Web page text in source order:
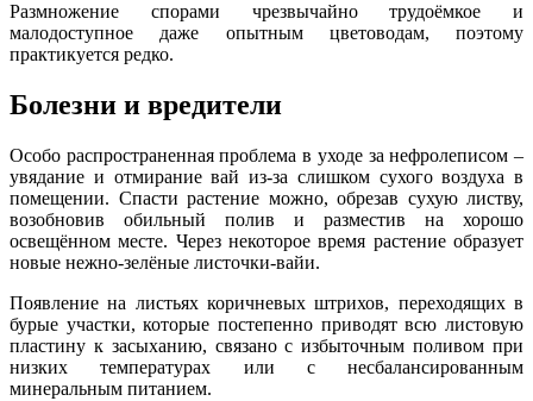
Размножение спорами чрезвычайно трудоёмкое и
малодоступное даже опытным цветоводам, поэтому
практикуется редко.
Болезни и вредители
Особо распространенная проблема в уходе за нефролеписом –
увядание и отмирание вай из-за слишком сухого воздуха в
помещении. Спасти растение можно, обрезав сухую листву,
возобновив обильный полив и разместив на хорошо
освещённом месте. Через некоторое время растение образует
новые нежно-зелёные листочки-вайи.
Появление на листьях коричневых штрихов, переходящих в
бурые участки, которые постепенно приводят всю листовую
пластину к засыханию, связано с избыточным поливом при
низких температурах или с несбалансированным
минеральным питанием.